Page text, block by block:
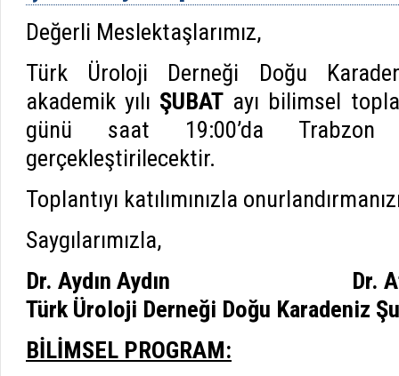
Değerli Meslektaşlarımız,
Türk Üroloji Derneği Doğu
akademik yılı ŞUBAT ayı bilimsel
günü saat 19:00’da
gerçekleştirilecektir.
Toplantıyı katılımınızla
Saygılarımızla,
Dr. Aydın Aydın Dr.
Türk Üroloji Derneği Doğu Karadeniz
BİLİMSEL PROGRAM: